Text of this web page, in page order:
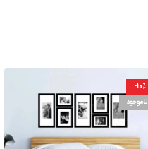
-10%
ناموجود